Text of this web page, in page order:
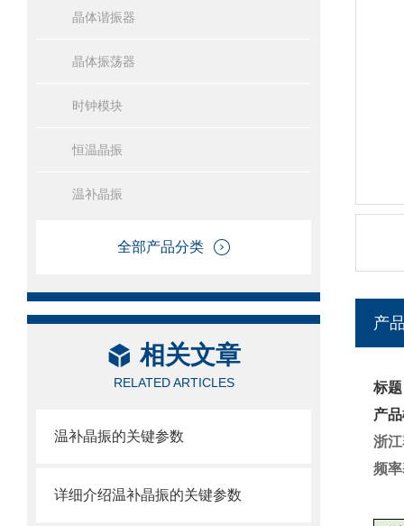
晶体谐振器
晶体振荡器
时钟模块
恒温晶振
温补晶振
全部产品分类
相关文章
RELATED ARTICLES
温补晶振的关键参数
详细介绍温补晶振的关键参数
产
标
产
浙
频